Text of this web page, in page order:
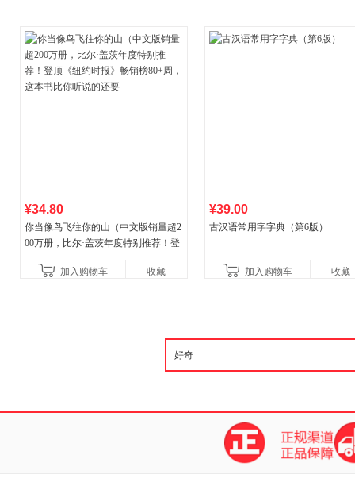
¥34.80
你当像鸟飞往你的山（中文版销量超2
00万册，比尔·盖茨年度特别推荐！登
比你听说的还要
加入购物车 收藏
¥39.00
古汉语常用字字典（第6版）
加入购物车 收藏